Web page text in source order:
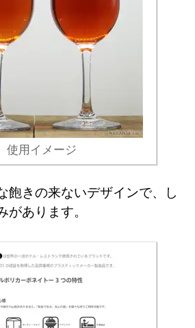
使用イメージ
飽きの来ないデザインで、し
があります。